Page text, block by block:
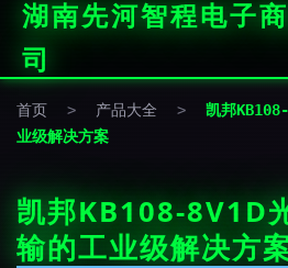
湖南先河智程电子
司
首页 > 产品大全 >
凯邦
业级解决方案
凯邦KB108-8V1D
输的工业级解决方